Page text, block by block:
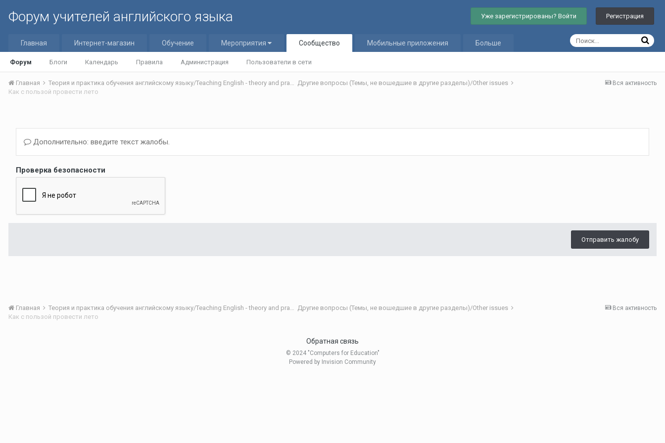
Форум учителей английского языка Уже зарегистрированы? Войти Регистрация
Главная Интернет-магазин Обучение Мероприятия Сообщество
Форум Блоги Календарь Правила Администрация Пользователи в сети
Мобильные приложения Больше
Вся активность
Главная Теория и практика обучения английскому языку/Teaching English - theory and practice Другие вопросы (Темы, не вошедшие в другие разделы)/Other issues
Как с пользой провести лето
Дополнительно: введите текст жалобы.
Проверка безопасности
Отправить жалобу
Вся активность
Главная Теория и практика обучения английскому языку/Teaching English - theory and practice Другие вопросы (Темы, не вошедшие в другие разделы)/Other issues
Как с пользой провести лето
Обратная связь
© 2024 "Computers for Education"
Powered by Invision Community